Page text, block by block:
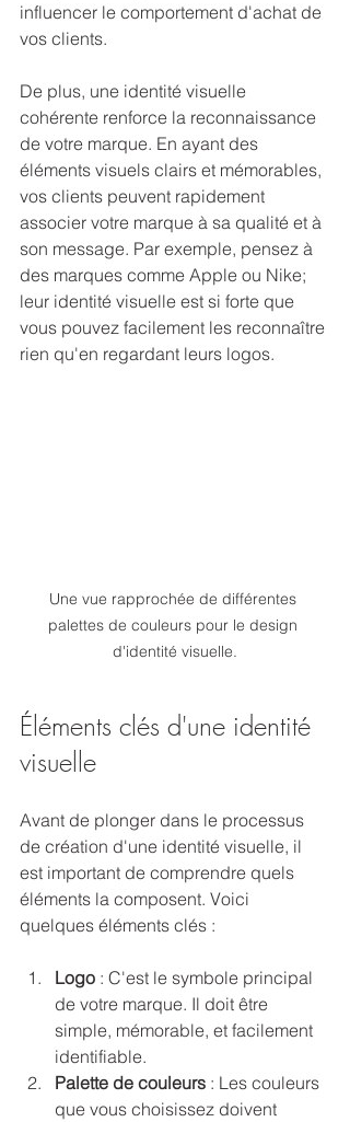
influencer le comportement d'achat de
vos clients.
De plus, une identité visuelle
cohérente renforce la reconnaissance
de votre marque. En ayant des
éléments visuels clairs et mémorables,
vos clients peuvent rapidement
associer votre marque à sa qualité et à
son message. Par exemple, pensez à
des marques comme Apple ou Nike;
leur identité visuelle est si forte que
vous pouvez facilement les reconnaître
rien qu'en regardant leurs logos.
Une vue rapprochée de différentes
palettes de couleurs pour le design
d'identité visuelle.
Éléments clés d'une identité
visuelle
Avant de plonger dans le processus
de création d'une identité visuelle, il
est important de comprendre quels
éléments la composent. Voici
quelques éléments clés :
Logo : C'est le symbole principal
de votre marque. Il doit être
simple, mémorable, et facilement
identifiable.
Palette de couleurs : Les couleurs
que vous choisissez doivent